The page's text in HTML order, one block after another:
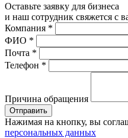
Оставьте заявку для бизнеса
и наш сотрудник свяжется с
Компания *
ФИО *
Почта *
Телефон *
Причина обращения
Отправить
Нажимая на кнопку, вы
персональных данных